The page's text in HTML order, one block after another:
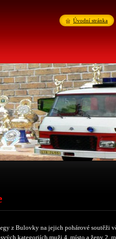
z Bulovky na jejich pohárové soutěži
kategoriích muži 4. místo a ženy 2.
Úvodní stránka